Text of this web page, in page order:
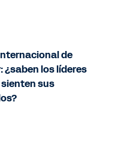
de
¿saben los líderes
sus